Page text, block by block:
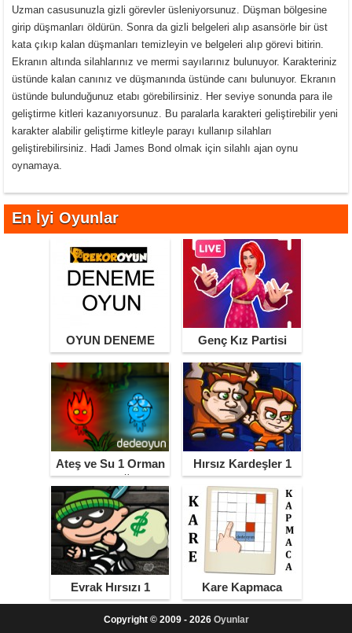
Uzman casusunuzla gizli görevler üsleniyorsunuz. Düşman bölgesine
girip düşmanları öldürün. Sonra da gizli belgeleri alıp asansörle bir üst
kata çıkıp kalan düşmanları temizleyin ve belgeleri alıp görevi bitirin.
Ekranın altında silahlarınız ve mermi sayılarınız bulunuyor. Karakteriniz
üstünde kalan canınız ve düşmanında üstünde canı bulunuyor. Ekranın
üstünde bulunduğunuz etabı görebilirsiniz. Her seviye sonunda para ile
geliştirme kitleri kazanıyorsunuz. Bu paralarla karakteri geliştirebilir yeni
karakter alabilir geliştirme kitleyle parayı kullanıp silahları
geliştirebilirsiniz. Hadi James Bond olmak için silahlı ajan oynu
oynamaya.
En İyi Oyunlar
OYUN DENEME Genç Kız Partisi
Ateş ve Su 1 Orman
Tapınağı
Hırsız Kardeşler 1
Evrak Hırsızı 1 Kare Kapmaca
Copyright © 2009 - 2026 Oyunlar